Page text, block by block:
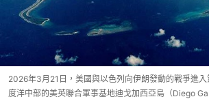
2026年3月21日，美國與以色列向伊朗發動的戰爭進
度洋中部的美英聯合軍事基地迪戈加西亞島（Diego